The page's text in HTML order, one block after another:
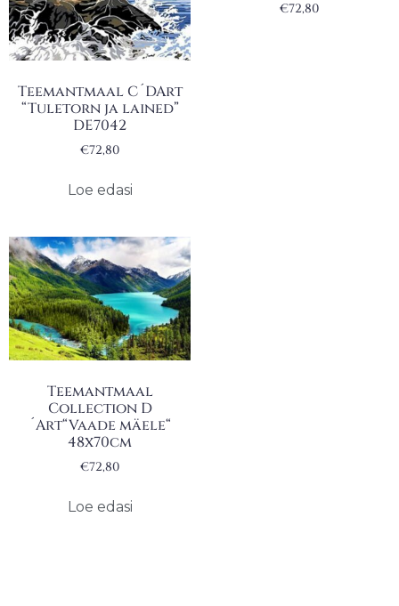
Teemantmaal C´DArt
“Tuletorn ja lained”
DE7042
€72,80
Loe edasi
€72,80
Teemantmaal
Collection D
´Art“Vaade mäele“
48x70cm
€72,80
Loe edasi